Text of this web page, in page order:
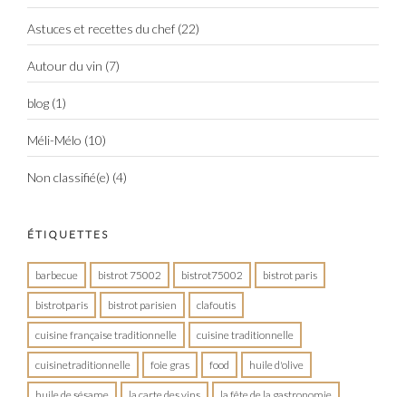
Astuces et recettes du chef (22)
Autour du vin (7)
blog (1)
Méli-Mélo (10)
Non classifié(e) (4)
ÉTIQUETTES
barbecue bistrot 75002 bistrot75002 bistrot paris
bistrotparis bistrot parisien clafoutis
cuisine française traditionnelle cuisine traditionnelle
cuisinetraditionnelle foie gras food huile d'olive